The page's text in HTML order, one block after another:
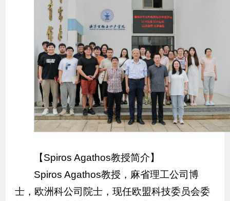
【Spiros Agathos教授简介】
Spiros Agathos教授，麻省理工公司博
士，欧洲科公司院士，现任欧盟科技委员会委